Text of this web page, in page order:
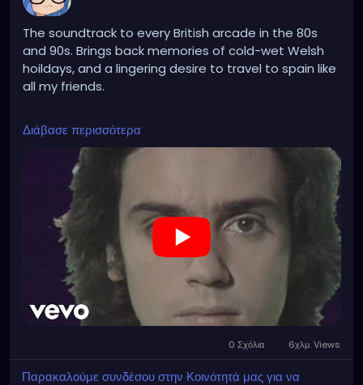
The soundtrack to every British arcade in the 80s
and 90s. Brings back memories of cold-wet Welsh
hoildays, and a lingering desire to travel to spain like
all my friends.
https://www.youtube.com/watch?
v=kSIMVnPA994&list=RDa7CAZee9Hs0&index=2
Διάβασε περισσότερα
0 Σχόλια 6χλμ. Views
Παρακαλούμε συνδέσου στην Κοινότητά μας για να